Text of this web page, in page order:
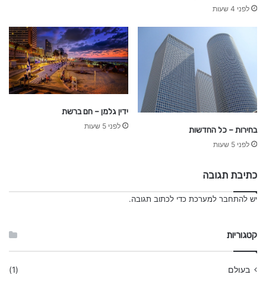
לפני 4 שעות
בחירות – כל החדשות
לפני 5 שעות
ידין גלמן – חם ברשת
לפני 5 שעות
כתיבת תגובה
יש להתחבר למערכת כדי לכתוב תגובה.
קטגוריות
בעולם
(1)